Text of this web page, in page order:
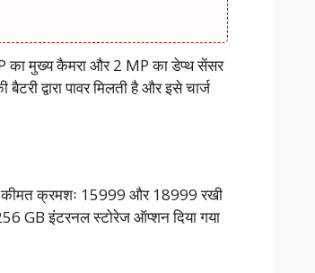
का मुख्य कैमरा और 2 MP का डेप्थ सेंसर
द्वारा पावर मिलती है और इसे चार्ज
कीमत क्रमशः 15999 और 18999 रखी
GB इंटरनल स्टोरेज ऑप्शन दिया गया